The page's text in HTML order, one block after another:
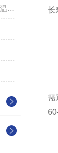
长
需